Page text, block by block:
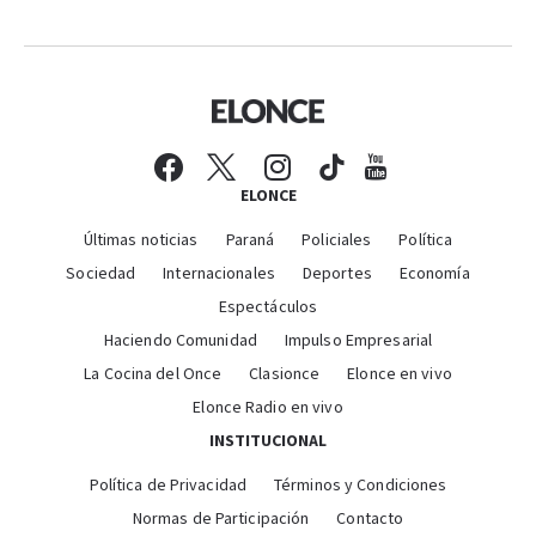
ELONCE
Últimas noticias Paraná Policiales
Política
Sociedad
Internacionales Deportes
Economía
Espectáculos
Haciendo Comunidad
Impulso Empresarial
La Cocina del Once
Clasionce
Elonce en vivo
Elonce Radio en vivo
INSTITUCIONAL
Política de Privacidad
Términos y Condiciones
Normas de Participación
Contacto